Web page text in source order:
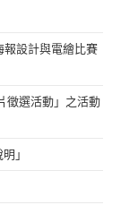
報設計與電繪比賽
徵選活動」之活動
」